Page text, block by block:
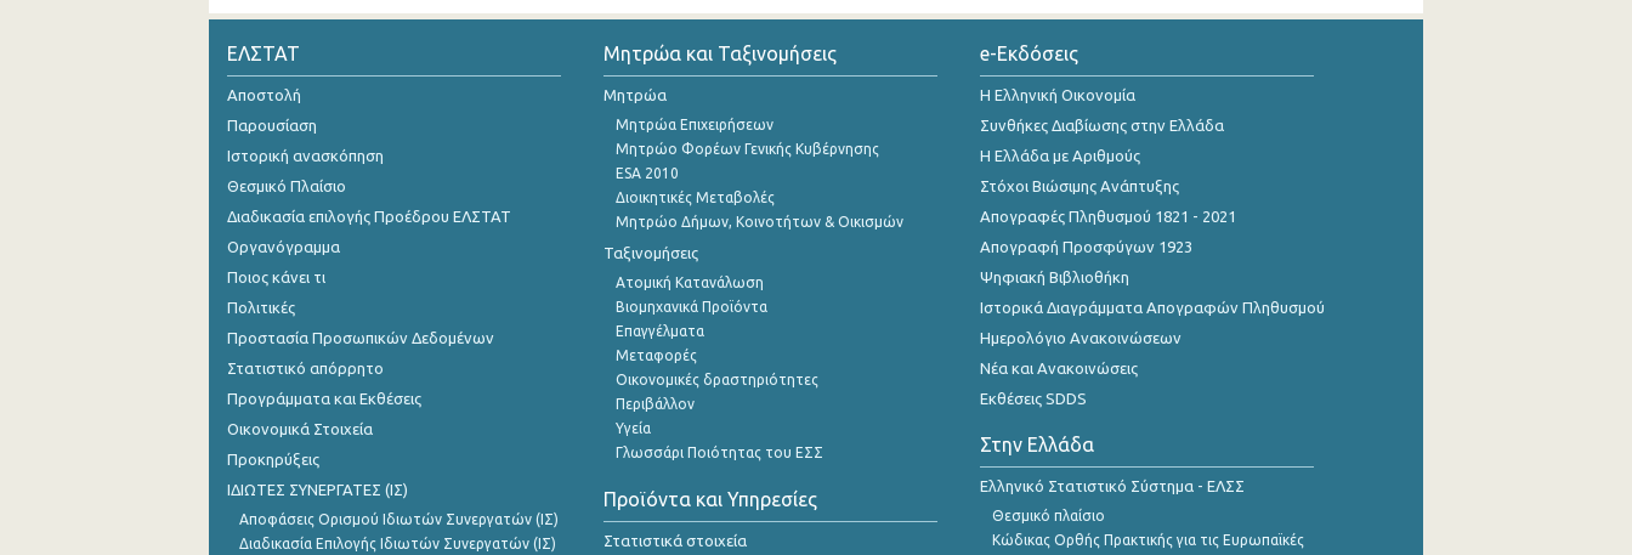
ΕΛΣΤΑΤ
Αποστολή
Παρουσίαση
Ιστορική ανασκόπηση
Θεσμικό Πλαίσιο
Διαδικασία επιλογής Προέδρου ΕΛΣΤΑΤ
Οργανόγραμμα
Ποιος κάνει τι
Πολιτικές
Προστασία Προσωπικών Δεδομένων
Στατιστικό απόρρητο
Προγράμματα και Εκθέσεις
Οικονομικά Στοιχεία
Προκηρύξεις
ΙΔΙΩΤΕΣ ΣΥΝΕΡΓΑΤΕΣ (ΙΣ)
Αποφάσεις Ορισμού Ιδιωτών Συνεργατών (ΙΣ)
Διαδικασία Επιλογής Ιδιωτών Συνεργατών (ΙΣ)
Μητρώα και Ταξινομήσεις
Μητρώα
Μητρώα Επιχειρήσεων
Μητρώο Φορέων Γενικής Κυβέρνησης
ESA 2010
Διοικητικές Μεταβολές
Μητρώο Δήμων, Κοινοτήτων & Οικισμών
Ταξινομήσεις
Ατομική Κατανάλωση
Βιομηχανικά Προϊόντα
Επαγγέλματα
Μεταφορές
Οικονομικές δραστηριότητες
Περιβάλλον
Υγεία
Γλωσσάρι Ποιότητας του ΕΣΣ
Προϊόντα και Υπηρεσίες
Στατιστικά στοιχεία
e-Εκδόσεις
Η Ελληνική Οικονομία
Συνθήκες Διαβίωσης στην Ελλάδα
Η Ελλάδα με Αριθμούς
Στόχοι Βιώσιμης Ανάπτυξης
Απογραφές Πληθυσμού 1821 - 2021
Απογραφή Προσφύγων 1923
Ψηφιακή Βιβλιοθήκη
Ιστορικά Διαγράμματα Απογραφών Πληθυσμού
Ημερολόγιο Ανακοινώσεων
Νέα και Ανακοινώσεις
Εκθέσεις SDDS
Στην Ελλάδα
Ελληνικό Στατιστικό Σύστημα - ΕΛΣΣ
Θεσμικό πλαίσιο
Κώδικας Ορθής Πρακτικής για τις Ευρωπαϊκές